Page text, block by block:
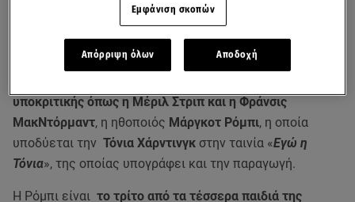
Από το «πουθενά» σχεδόν θα βρεθεί σήμερα στην
τελετή των Όσκαρ, διεκδικώντας
το βραβείο πρώτου
υποκριτικής όπως η Μέριλ Στριπ και η Φράνσις
ΜακΝτόρμαντ, η ηθοποιός Μάργκοτ Ρόμπι, η οποία
υποδύεται την Τόνια Χάρντινγκ στην ταινία «Εγώ η
Τόνια», της οποίας υπογράφει και την παραγωγή.
Η Ρόμπι είναι το τρίτο από τα τέσσερα παιδιά της
Εμφάνιση σκοπών
Απόρριψη όλων Αποδοχή